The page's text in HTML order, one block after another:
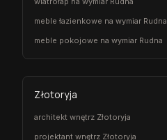
meble łazienkowe na wymiar Rudna
meble pokojowe na wymiar Rudna
Złotoryja
architekt wnętrz Złotoryja
projektant wnętrz Złotoryja